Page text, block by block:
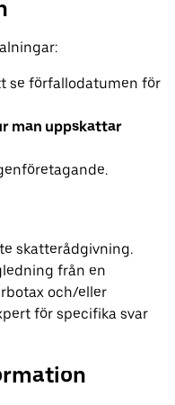
se förfallodatumen för
man uppskattar
skatterådgivning.
från en
och/eller
för specifika svar